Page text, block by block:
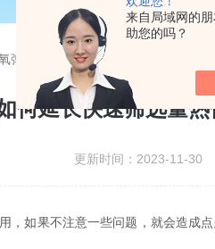
来自局域网的
助您的吗？
弹的使用寿命?
何延长快速筛选量
更新时间：2023-11-
，如果不注意一些问题，就会造成